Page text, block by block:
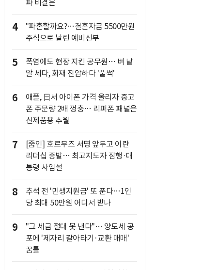
파 비결은
4
"파혼할까요?…결혼자금 5500만원
주식으로 날린 예비신부
5
폭염에도 현장 지킨 공무원… 벼 낱
알 세다, 화재 진압하다 '풀썩'
6
애플, 日서 아이폰 가격 올리자 중고
폰 주문량 2배 껑충… 리퍼폰 패널은
신제품용 추월
7
[줌인] 호르무즈 서명 앞두고 이란
리더십 증발… 최고지도자 잠행·대
통령 사임설
8
추석 전 '민생지원금' 또 푼다…1인
당 최대 50만원 어디서 받나
9
"그 세금 절대 못 낸다"… 양도세 공
포에 '제자리 갈아타기·교환 매매'
꿈틀